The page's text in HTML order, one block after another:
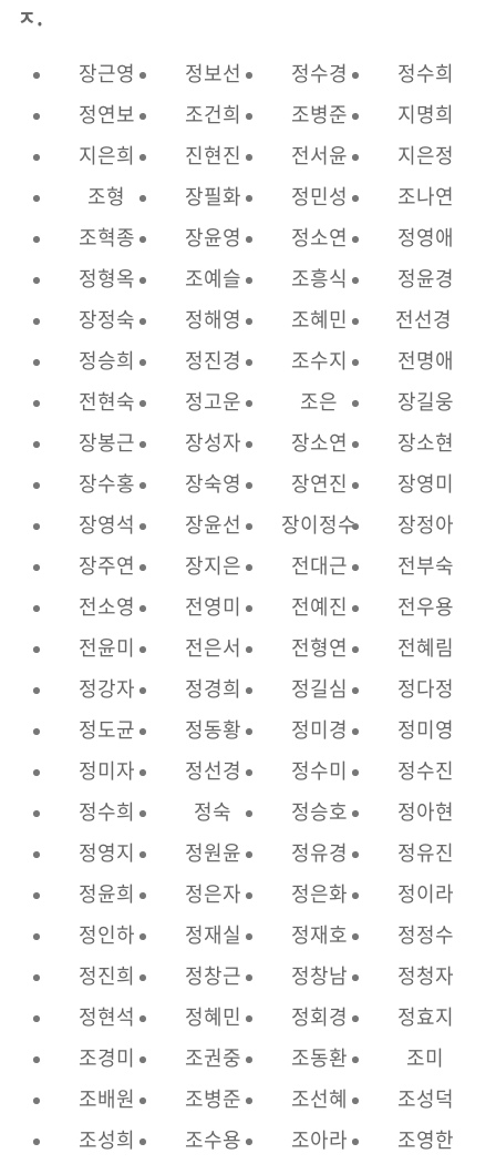
ㅈ.
장근영
정보선 정수경
정수희
정연보
조건희 조병준
지명희
지은희
진현진 전서윤
지은정
조형
장필화 정민성
조나연
조혁종
장윤영 정소연
정영애
정형옥
조예슬 조흥식
정윤경
장정숙
정해영 조혜민
전선경
정승희
정진경 조수지
전명애
전현숙
정고운 조은
장길웅
장봉근
장성자 장소연
장소현
장수홍
장숙영 장연진
장영미
장영석
장윤선 장이정수
장정아
장주연
장지은 전대근
전부숙
전소영
전영미 전예진
전우용
전윤미
전은서 전형연
전혜림
정강자
정경희 정길심
정다정
정도균
정동황 정미경
정미영
정미자
정선경 정수미
정수진
정수희
정숙 정승호
정아현
정영지
정원윤 정유경
정유진
정윤희
정은자 정은화
정이라
정인하
정재실 정재호
정정수
정진희
정창근 정창남
정청자
정현석
정혜민 정회경
정효지
조경미
조권중 조동환
조미
조배원
조병준 조선혜
조성덕
조성희
조수용 조아라 조영한